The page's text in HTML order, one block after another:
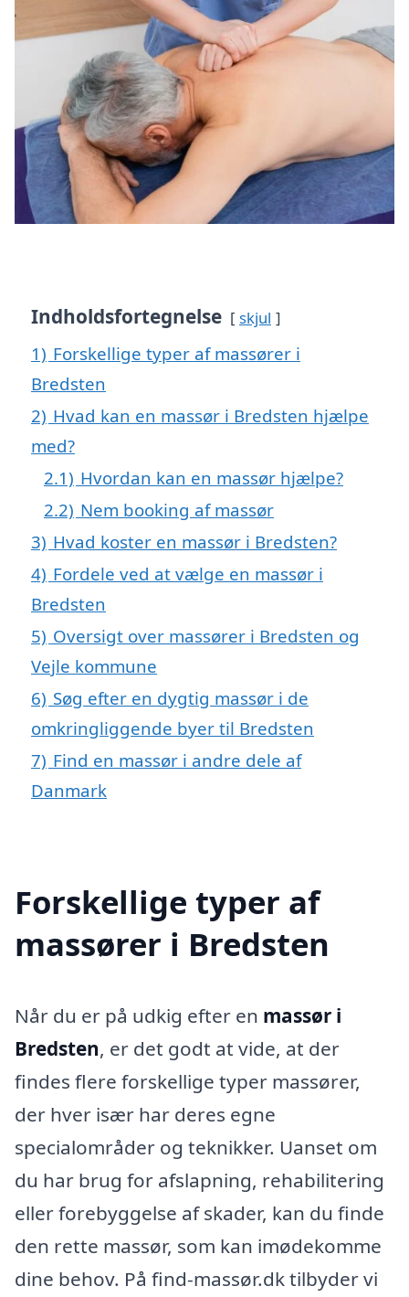
Indholdsfortegnelse skjul
1) Forskellige typer af massører i
Bredsten
2) Hvad kan en massør i Bredsten hjælpe
med?
2.1) Hvordan kan en massør hjælpe?
2.2) Nem booking af massør
3) Hvad koster en massør i Bredsten?
4) Fordele ved at vælge en massør i
Bredsten
5) Oversigt over massører i Bredsten og
Vejle kommune
6) Søg efter en dygtig massør i de
omkringliggende byer til Bredsten
7) Find en massør i andre dele af
Danmark
Forskellige typer af
massører i Bredsten
Når du er på udkig efter en massør i
Bredsten, er det godt at vide, at der
findes flere forskellige typer massører,
der hver især har deres egne
specialområder og teknikker. Uanset om
du har brug for afslapning, rehabilitering
eller forebyggelse af skader, kan du finde
den rette massør, som kan imødekomme
dine behov. På find-massør.dk tilbyder vi